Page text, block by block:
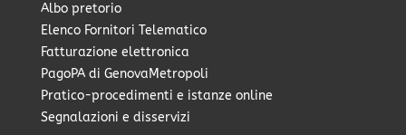
Albo pretorio
Elenco Fornitori Telematico
Fatturazione elettronica
PagoPA di GenovaMetropoli
Pratico-procedimenti e istanze online
Segnalazioni e disservizi